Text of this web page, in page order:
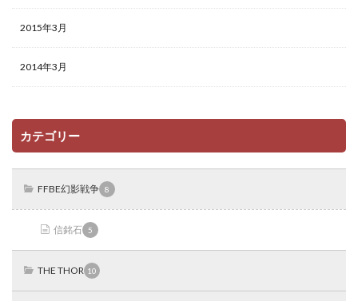
2015年3月
2014年3月
カテゴリー
FFBE幻影戦争 8
信銘石 5
THE THOR 10